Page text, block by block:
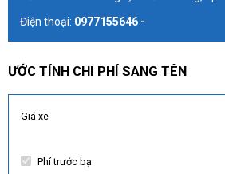
Điện thoại: 0977155646 -
ƯỚC TÍNH CHI PHÍ SANG TÊN
Giá xe
Phí trước bạ